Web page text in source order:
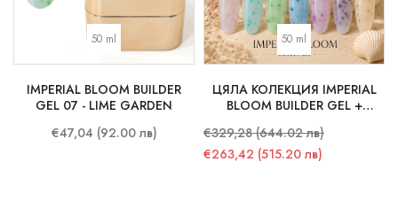
50 ml
IMPERIAL BLOOM BUILDER
GEL 07 - LIME GARDEN
€47,04 (92.00 лв)
50 ml
ЦЯЛА КОЛЕКЦИЯ IMPERIAL
BLOOM BUILDER GEL +
€329,28 (644.02 лв)
€263,42 (515.20 лв)